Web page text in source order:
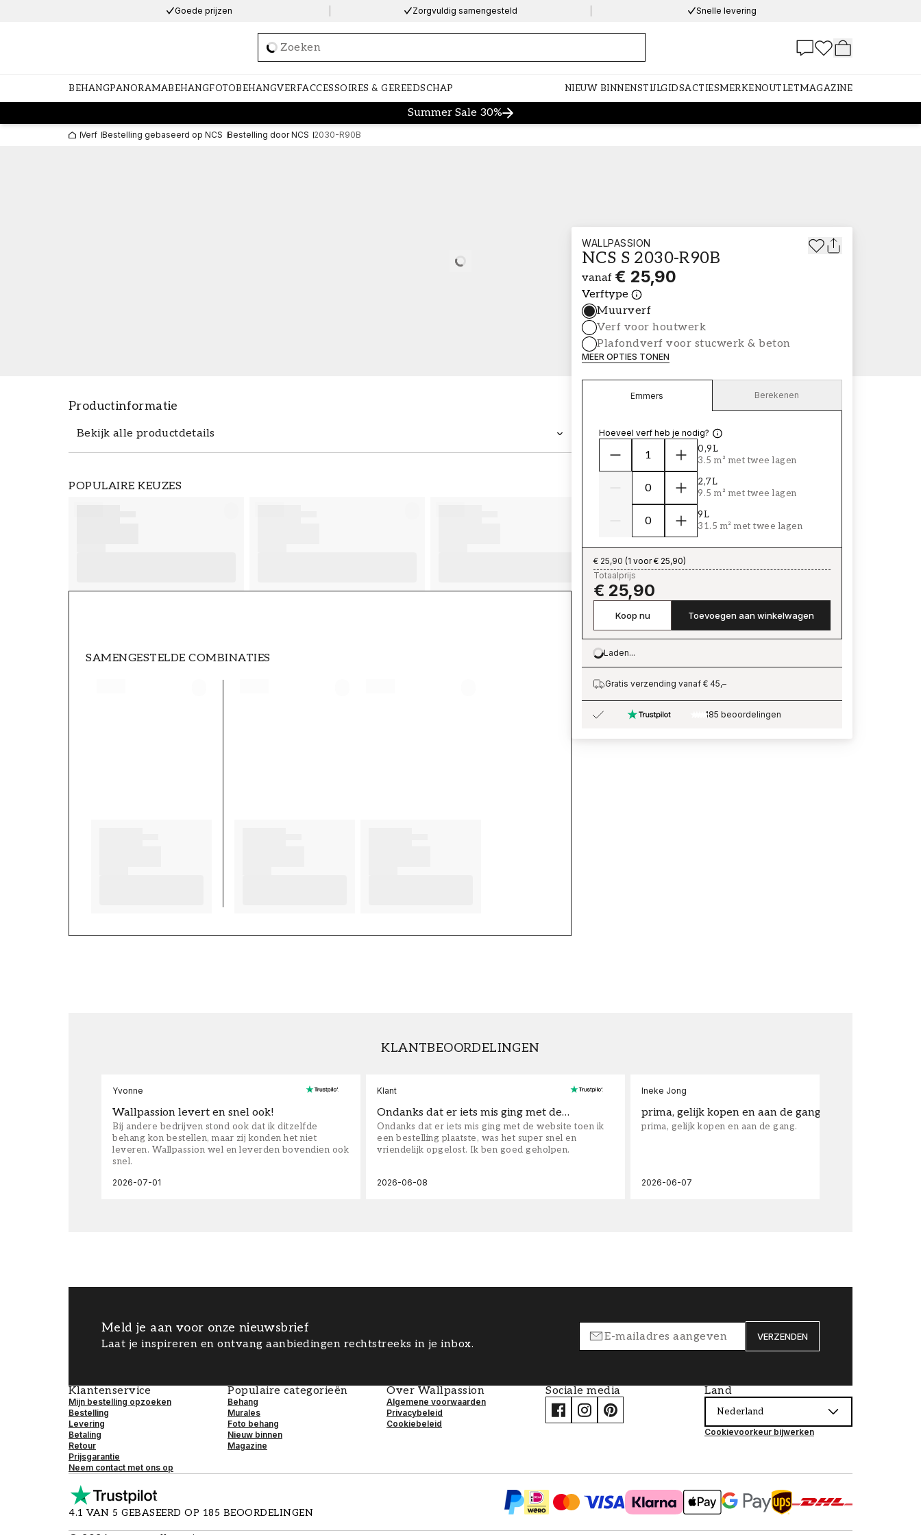
Goede prijzen Zorgvuldig samengesteld Snelle levering
Loading…
BEHANGPANORAMABEHANGFOTOBEHANGVERFACCESSOIRES & GEREEDSCHAP NIEUW BINNENSTIJLGIDSACTIESMERKENOUTLETMAGAZINE
Summer Sale 30%
Verf Bestelling gebaseerd op NCS Bestelling door NCS 2030-R90B
Loading…
Productinformatie
Bekijk alle productdetails
POPULAIRE KEUZES
SAMENGESTELDE COMBINATIES
WALLPASSION
NCS S 2030-R90B
vanaf € 25,90
Verftype
Muurverf
Verf voor houtwerk
Plafondverf voor stucwerk & beton
MEER OPTIES TONEN
Emmers Berekenen
Hoeveel verf heb je nodig?
0,9L
3.5 m² met twee lagen
2,7L
9.5 m² met twee lagen
9L
31.5 m² met twee lagen
€ 25,90 (1 voor € 25,90)
Totaalprijs
€ 25,90
Koop nu Toevoegen aan winkelwagen
Loading…
Laden...
Gratis verzending vanaf € 45,–
185 beoordelingen
KLANTBEOORDELINGEN
Yvonne
Wallpassion levert en snel ook!
Bij andere bedrijven stond ook dat ik ditzelfde
behang kon bestellen, maar zij konden het niet
leveren. Wallpassion wel en leverden bovendien ook
snel.
2026-07-01
Klant
Ondanks dat er iets mis ging met de…
Ondanks dat er iets mis ging met de website toen ik
een bestelling plaatste, was het super snel en
vriendelijk opgelost. Ik ben goed geholpen.
2026-06-08
Ineke Jong
prima, gelijk kopen en aan de gang.
prima, gelijk kopen en aan de gang.
2026-06-07
Meld je aan voor onze nieuwsbrief
Laat je inspireren en ontvang aanbiedingen rechtstreeks in je inbox.
VERZENDEN
Klantenservice
Mijn bestelling opzoeken
Bestelling
Levering
Betaling
Retour
Prijsgarantie
Neem contact met ons op
Populaire categorieën
Behang
Murales
Foto behang
Nieuw binnen
Magazine
Over Wallpassion
Algemene voorwaarden
Privacybeleid
Cookiebeleid
Sociale media Land
Nederland
Cookievoorkeur bijwerken
4.1 VAN 5 GEBASEERD OP 185 BEOORDELINGEN